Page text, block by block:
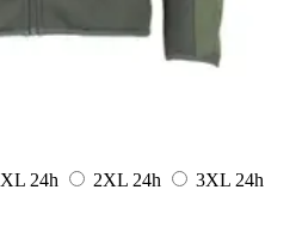
XL 24h 2XL 24h 3XL 24h